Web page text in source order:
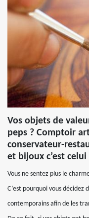
Vos objets de
peps ? Comptoir
conservateur-
et bijoux c’est
Vous ne sentez plus le
C’est pourquoi vous décidez
contemporains afin de les